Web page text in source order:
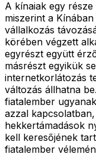
A kínaiak egy
miszerint a
vállalkozás
körében végzett
egyrészt együtt
másrészt egyikük
internetkorlátozás
változás állhatna
fiatalember
azzal
hekkertámadások
kell keresőjének
fiatalember